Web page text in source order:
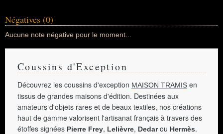
Négatives (0)
Aucune note négative pour le moment...
Coussins d'Exception
Découvrez les coussins d'exception MAISON TRAMIS en
tissus de grandes maisons d'édition. Destinées aux
amateurs d'objets rares et de beaux textiles, nos créations
haut de gamme valorisent l'artisanat français à travers des
étoffes signées Pierre Frey, Lelièvre, Dedarou Hermès.